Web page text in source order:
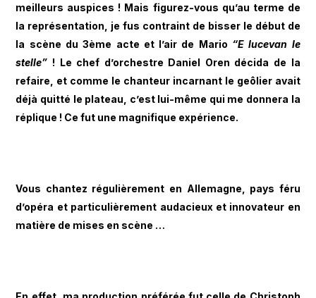
meilleurs auspices ! Mais figurez-vous qu’au terme de
la représentation, je fus contraint de bisser le début de
la scène du 3ème acte et l’air de Mario “E lucevan le
stelle” ! Le chef d’orchestre Daniel Oren décida de la
refaire, et comme le chanteur incarnant le geôlier avait
déjà quitté le plateau, c’est lui-même qui me donnera la
réplique ! Ce fut une magnifique expérience.
Vous chantez régulièrement en Allemagne, pays féru
d’opéra et particulièrement audacieux et innovateur en
matière de mises en scène …